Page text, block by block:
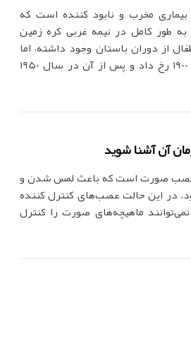
مخرب و نابود کننده است که
طور کامل در نیمه غربی کره زمین
از دوران باستان وجود داشته، اما
بیشترین شیوع آن در نیمه اول سال 1900 رخ داد و پس از آن در سال 1950
عصب صورت است که باعث لمس شدن و
این حالت عصب‌های کنترل کننده
ماهیچه‌های صورت را کنترل